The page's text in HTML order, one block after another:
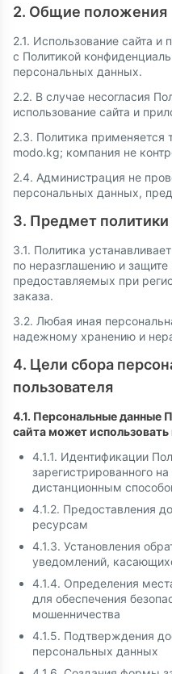
2. Общие положения
2.1. Использование сайта и
с Политикой
персональных данных.
2.2. В случае несогласия
использование сайта и
2.3. Политика применяется
modo.kg; компания не
2.4. Администрация не
персональных данных,
3. Предмет
3.1. Политика
по неразглашению и
предоставляемых при
заказа.
3.2. Любая иная
надежному хранению и
4. Цели сбора
пользователя
4.1. Персональные данные
сайта может использовать
4.1.1. Идентификации
зарегистрированного
дистанционным
4.1.2. Предоставления
ресурсам
4.1.3. Установления
уведомлений,
4.1.4. Определения
для обеспечения
мошенничества
4.1.5. Подтверждения
персональных данных